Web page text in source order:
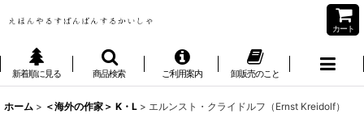
カート
新着順に見る 商品検索 ご利用案内 卸販売のこと
ホーム > ＜海外の作家＞ K・L > エルンスト・クライドルフ（Ernst Kreidolf）